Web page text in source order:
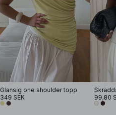
Glansig one shoulder topp
349 SEK
99,80